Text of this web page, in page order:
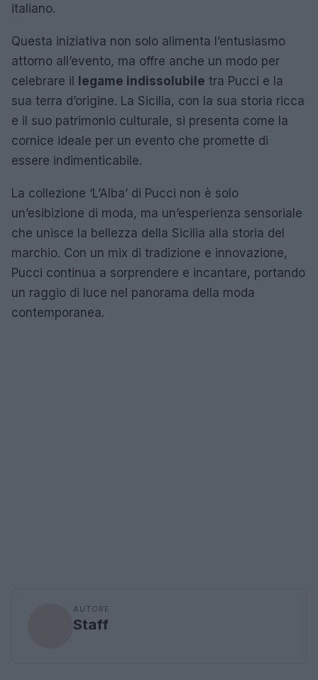
italiano.
Questa iniziativa non solo alimenta l’entusiasmo
attorno all’evento, ma offre anche un modo per
celebrare il legame indissolubile tra Pucci e la
sua terra d’origine. La Sicilia, con la sua storia ricca
e il suo patrimonio culturale, si presenta come la
cornice ideale per un evento che promette di
essere indimenticabile.
La collezione ‘L’Alba’ di Pucci non è solo
un’esibizione di moda, ma un’esperienza sensoriale
che unisce la bellezza della Sicilia alla storia del
marchio. Con un mix di tradizione e innovazione,
Pucci continua a sorprendere e incantare, portando
un raggio di luce nel panorama della moda
contemporanea.
AUTORE
Staff